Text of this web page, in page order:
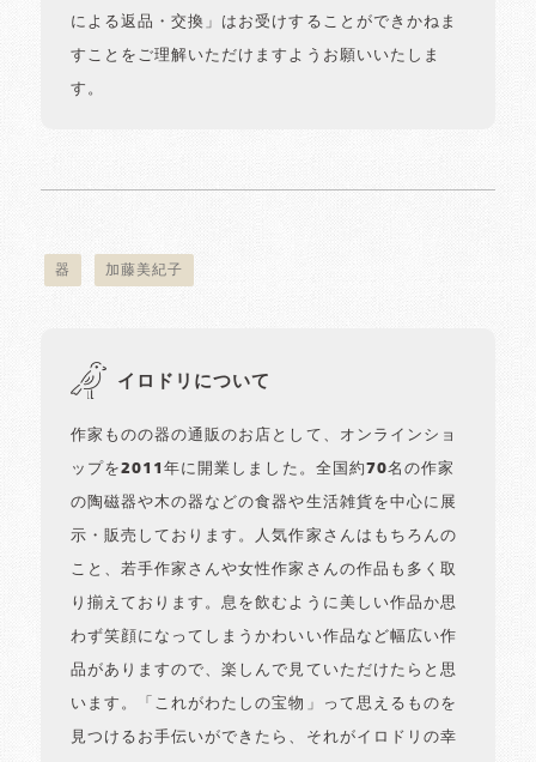
による返品・交換」はお受けすることができかねま
すことをご理解いただけますようお願いいたしま
す。
器 加藤美紀子
イロドリについて
作家ものの器の通販のお店として、オンラインショ
ップを2011年に開業しました。全国約70名の作家
の陶磁器や木の器などの食器や生活雑貨を中心に展
示・販売しております。人気作家さんはもちろんの
こと、若手作家さんや女性作家さんの作品も多く取
り揃えております。息を飲むように美しい作品か思
わず笑顔になってしまうかわいい作品など幅広い作
品がありますので、楽しんで見ていただけたらと思
います。「これがわたしの宝物」って思えるものを
見つけるお手伝いができたら、それがイロドリの幸